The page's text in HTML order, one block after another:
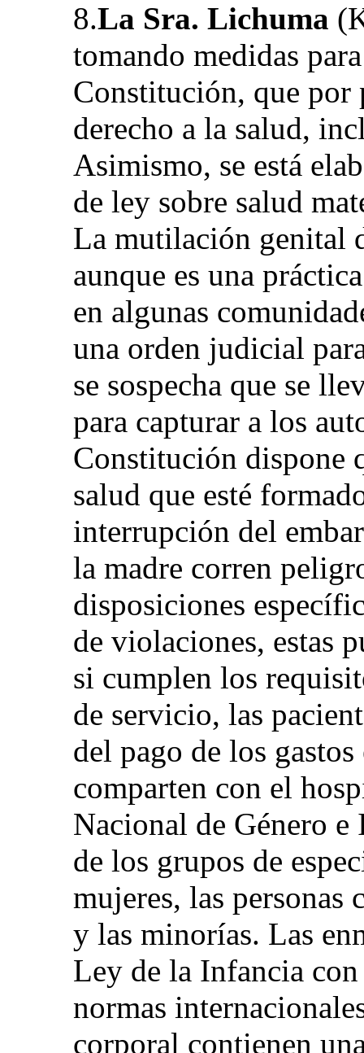
8.La Sra. Lichuma
tomando medidas
Constitución, que por
derecho a la salud,
Asimismo, se está
de ley sobre salud
La mutilación genital
aunque es una
en algunas
una orden judicial
se sospecha que se
para capturar a los
Constitución dispone
salud que esté
interrupción del
la madre corren
disposiciones
de violaciones, estas
si cumplen los
de servicio, las
del pago de los
comparten con el
Nacional de Género
de los grupos de
mujeres, las personas
y las minorías. Las
Ley de la Infancia
normas
corporal contienen